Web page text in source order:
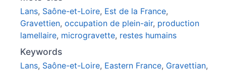
Lans, Saône-et-Loire, Est de la France,
Gravettien, occupation de plein-air, production
lamellaire, microgravette, restes humains
Keywords
Lans, Saône-et-Loire, Eastern France, Gravettian,